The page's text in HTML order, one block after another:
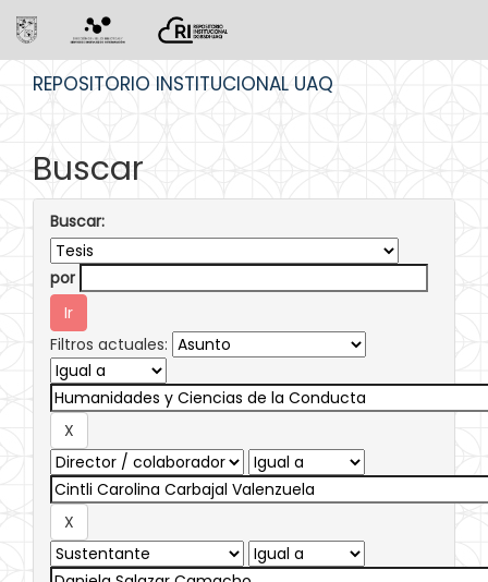
REPOSITORIO INSTITUCIONAL UAQ
Buscar
Buscar:
por
Filtros actuales: